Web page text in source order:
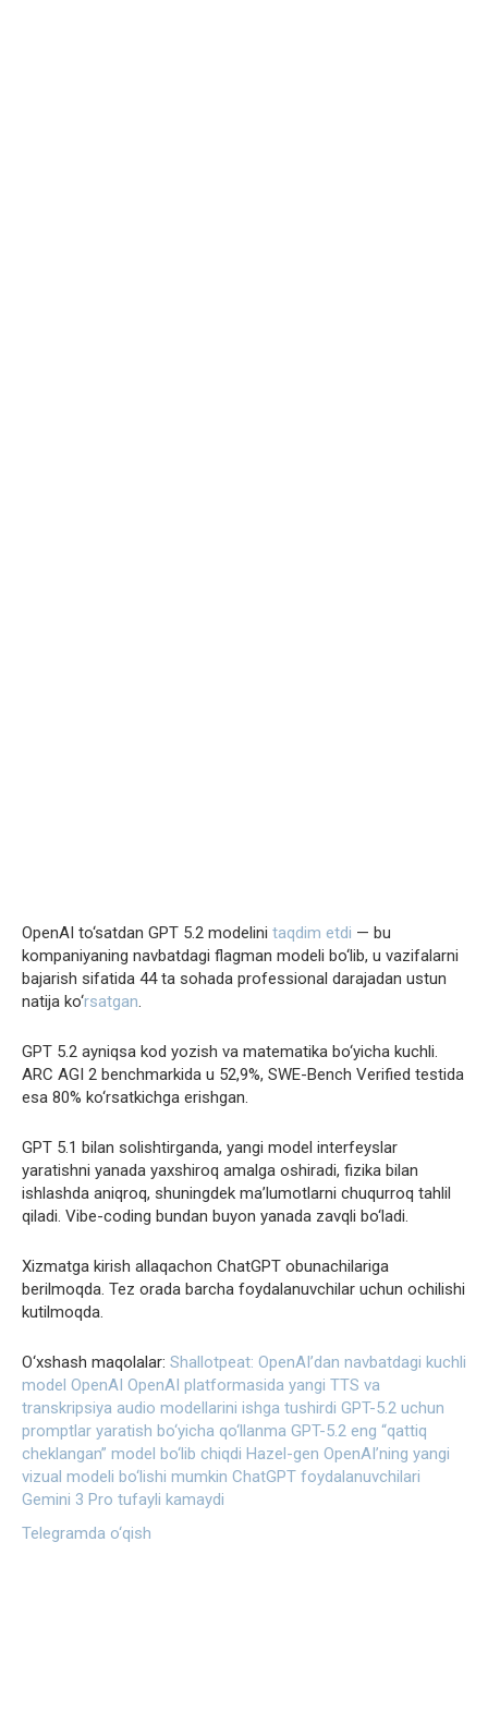
OpenAI to‘satdan GPT 5.2 modelini taqdim etdi — bu
kompaniyaning navbatdagi flagman modeli bo‘lib, u vazifalarni
bajarish sifatida 44 ta sohada professional darajadan ustun
natija ko‘rsatgan.
GPT 5.2 ayniqsa kod yozish va matematika bo‘yicha kuchli.
ARC AGI 2 benchmarkida u 52,9%, SWE-Bench Verified testida
esa 80% ko‘rsatkichga erishgan.
GPT 5.1 bilan solishtirganda, yangi model interfeyslar
yaratishni yanada yaxshiroq amalga oshiradi, fizika bilan
ishlashda aniqroq, shuningdek ma’lumotlarni chuqurroq tahlil
qiladi. Vibe-coding bundan buyon yanada zavqli bo‘ladi.
Xizmatga kirish allaqachon ChatGPT obunachilariga
berilmoqda. Tez orada barcha foydalanuvchilar uchun ochilishi
kutilmoqda.
O‘xshash maqolalar: Shallotpeat: OpenAI’dan navbatdagi kuchli
model OpenAI OpenAI platformasida yangi TTS va
transkripsiya audio modellarini ishga tushirdi GPT-5.2 uchun
promptlar yaratish bo‘yicha qo‘llanma GPT-5.2 eng “qattiq
cheklangan” model bo‘lib chiqdi Hazel-gen OpenAI’ning yangi
vizual modeli bo‘lishi mumkin ChatGPT foydalanuvchilari
Gemini 3 Pro tufayli kamaydi
Telegramda o‘qish